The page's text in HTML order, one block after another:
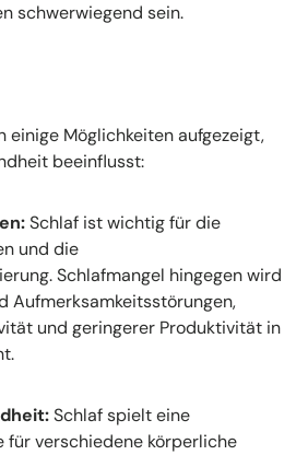
schwerwiegend sein.
einige Möglichkeiten aufgezeigt,
beeinflusst:
Schlaf ist wichtig für die
und die
Schlafmangel hingegen wird
Aufmerksamkeitsstörungen,
und geringerer Produktivität in
Schlaf spielt eine
für verschiedene körperliche